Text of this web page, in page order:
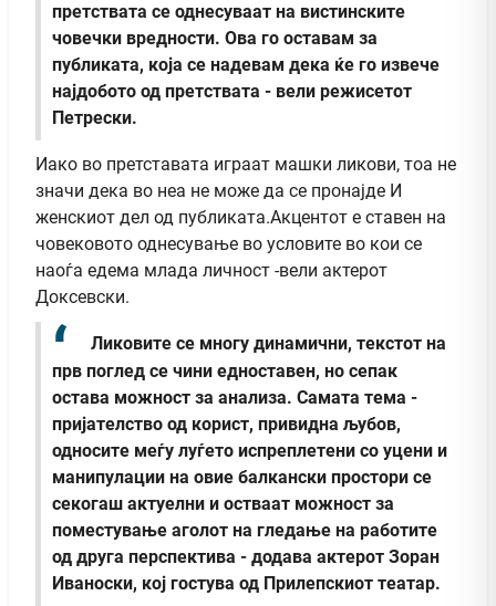
претствата се однесуваат на вистинските
човечки вредности. Ова го оставам за
публиката, која се надевам дека ќе го извече
најдобото од претствата - вели режисетот
Петрески.
Иако во претставата играат машки ликови, тоа не
значи дека во неа не може да се пронајде И
женскиот дел од публиката.Акцентот е ставен на
човековото однесување во условите во кои се
наоѓа едема млада личност -вели актерот
Доксевски.
Ликовите се многу динамични, текстот на
прв поглед се чини едноставен, но сепак
остава можност за анализа. Самата тема -
пријателство од корист, привидна љубов,
односите меѓу луѓето испреплетени со уцени и
манипулации на овие балкански простори се
секогаш актуелни и остваат можност за
поместување аголот на гледање на работите
од друга перспектива - додава актерот Зоран
Иваноски, кој гостува од Прилепскиот театар.